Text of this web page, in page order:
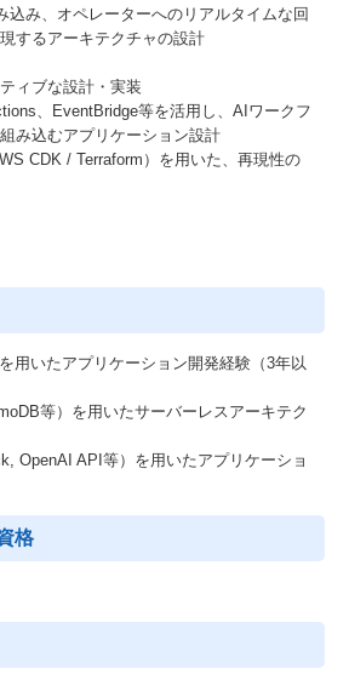
込み、オペレーターへのリアルタイムな回
するアーキテクチャの設計
ィブな設計・実装
、EventBridge等を活用し、AIワークフ
み込むアプリケーション設計
CDK / Terraform）を用いた、再現性の
用いたアプリケーション開発経験（3年以
等）を用いたサーバーレスアーキテク
OpenAI API等）を用いたアプリケーショ
格